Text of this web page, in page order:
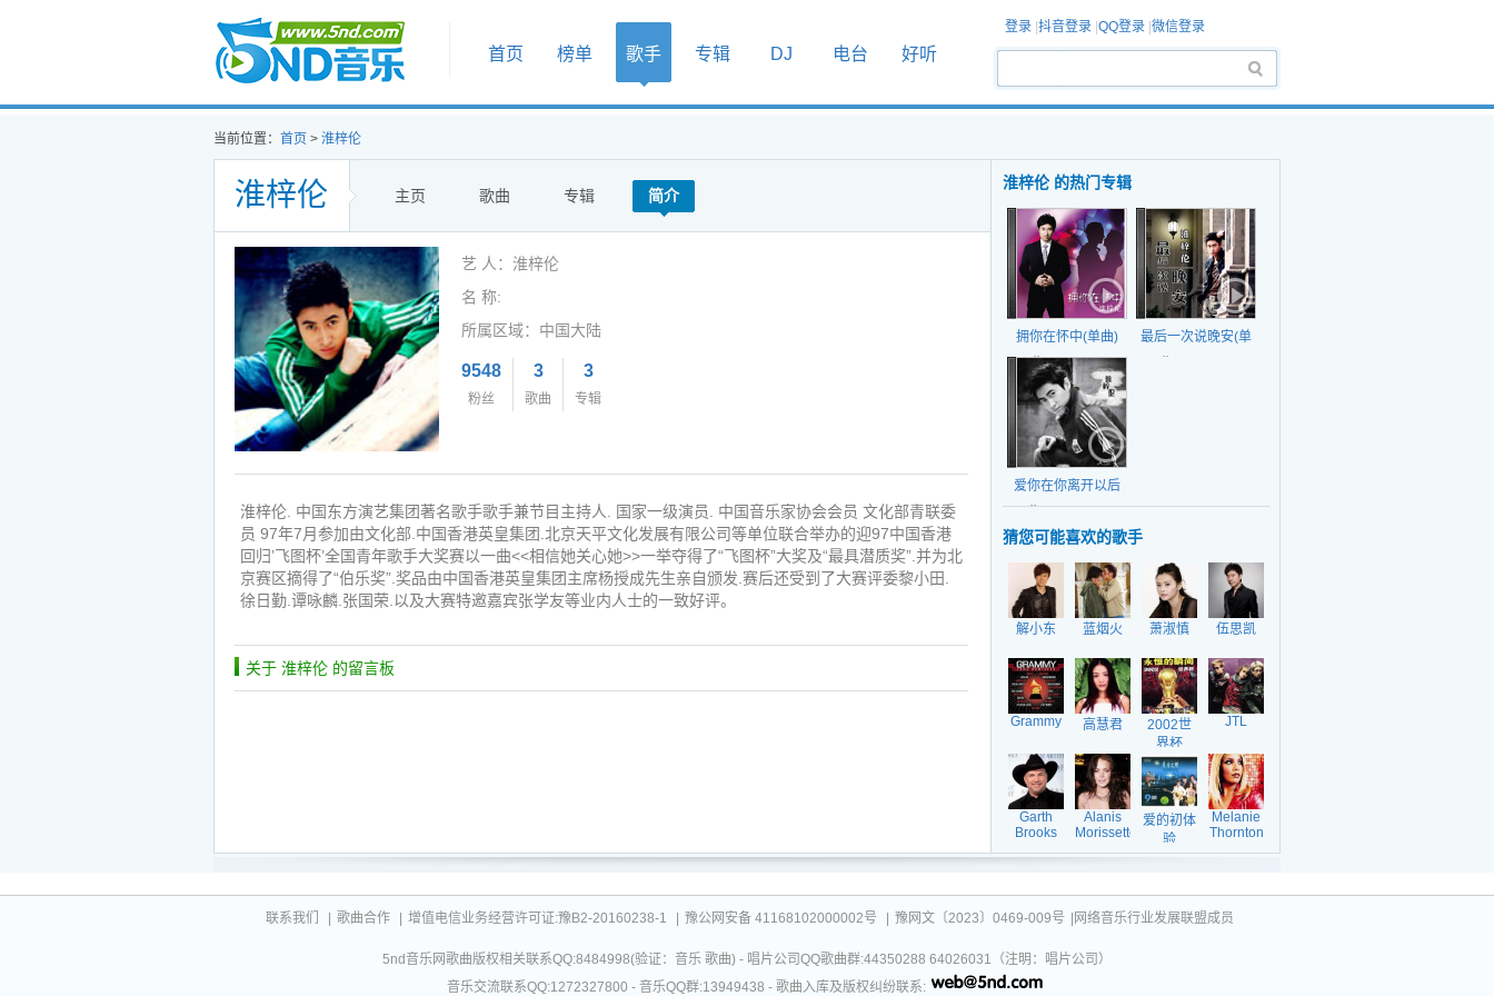
首页
首页 榜单 歌手 专辑 DJ 电台 好听
登录 抖音登录 QQ登录 微信登录
当前位置： 首页 > 淮梓伦
淮梓伦 主页 歌曲 专辑 简介
艺 人：淮梓伦
名 称:
所属区域：中国大陆
9548
粉丝
3
歌曲
3
专辑
淮梓伦. 中国东方演艺集团著名歌手歌手兼节目主持人. 国家一级演员. 中国音乐家协会会员 文化部青联委
员 97年7月参加由文化部.中国香港英皇集团.北京天平文化发展有限公司等单位联合举办的迎97中国香港
回归’飞图杯’全国青年歌手大奖赛以一曲<<相信她关心她>>一举夺得了“飞图杯”大奖及“最具潜质奖”.并为北
京赛区摘得了“伯乐奖”.奖品由中国香港英皇集团主席杨授成先生亲自颁发.赛后还受到了大赛评委黎小田.
徐日勤.谭咏麟.张国荣.以及大赛特邀嘉宾张学友等业内人士的一致好评。
关于 淮梓伦 的留言板
淮梓伦 的热门专辑
拥你在怀中(单曲)
日期：2014-8-5
最后一次说晚安(单
爱你在你离开以后
猜您可能喜欢的歌手
解小东 蓝烟火 萧淑慎 伍思凯
Grammy 高慧君
2002世
界杯
JTL
Garth
Brooks
Alanis
Morissette
爱的初体
验
Melanie
Thornton
联系我们 歌曲合作 增值电信业务经营许可证:豫B2-20160238-1 豫公网安备 41168102000002号 豫网文〔2023〕0469-009号 |网络音乐行业发展联盟成员
5nd音乐网歌曲版权相关联系QQ:8484998(验证：音乐 歌曲) - 唱片公司QQ歌曲群:44350288 64026031（注明：唱片公司）
音乐交流联系QQ:1272327800 - 音乐QQ群:13949438 - 歌曲入库及版权纠纷联系: